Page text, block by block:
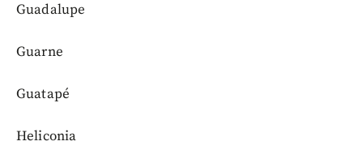
Guadalupe
Guarne
Guatapé
Heliconia